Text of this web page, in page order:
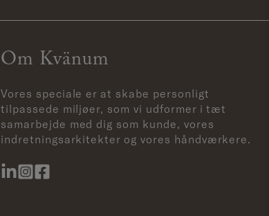
Om Kvänum
Vores speciale er at skabe personligt
tilpassede miljøer, som vi udformer i tæt
samarbejde med dig som kunde, vores
indretningsarkitekter og vores håndværkere.